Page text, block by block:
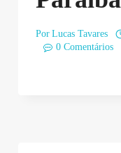
Por Lucas Tavares
0 Comentários